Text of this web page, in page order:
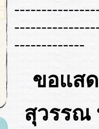
-------------
ขอแส
สุวรรณ